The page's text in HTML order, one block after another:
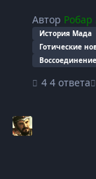
Автор Робар
История Мада
Готические
Воссоединение
4 ответа